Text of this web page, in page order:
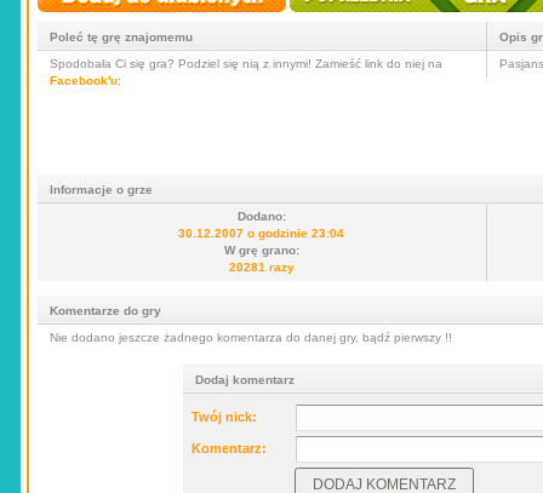
Poleć tę grę znajomemu
Spodobała Ci się gra? Podziel się nią z innymi! Zamieść link do niej na
Facebook'u:
Opis
Informacje o grze
Dodano:
30.12.2007 o godzinie 23:04
W grę grano:
20281 razy
Komentarze do gry
Nie dodano jeszcze żadnego komentarza do danej gry, bądź pierwszy !!
Dodaj komentarz
Twój nick:
Komentarz: